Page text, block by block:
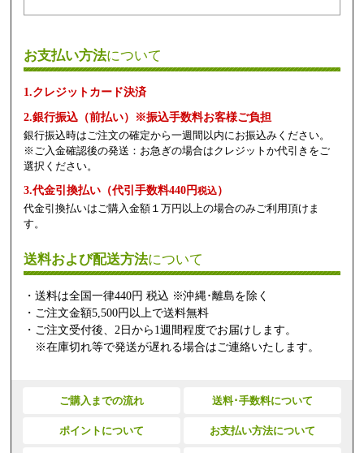
お支払い方法について
1.クレジットカード決済
2.銀行振込（前払い）※振込手数料お客様ご負担
銀行振込時はご注文の確定から一週間以内にお振込みください。
※ご入金確認後の発送：お急ぎの場合はクレジットか代引きをご
選択ください。
3.代金引換払い（代引手数料440円税込）
代金引換払いはご購入金額１万円以上の場合のみご利用頂けま
す。
送料および配送方法について
・送料は全国一律440円 税込 ※沖縄･離島を除く
・ご注文金額5,500円以上で送料無料
・ご注文受付後、2日から1週間程度でお届けします。
※在庫切れ等で発送が遅れる場合はご連絡いたします。
ご購入までの流れ 送料･手数料について
ポイントについて お支払い方法について